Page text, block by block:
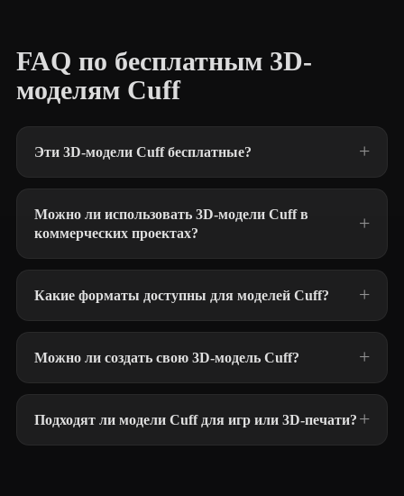
FAQ по бесплатным 3D-
моделям Cuff
Эти 3D-модели Cuff бесплатные?
Можно ли использовать 3D-модели Cuff в
коммерческих проектах?
Какие форматы доступны для моделей Cuff?
Можно ли создать свою 3D-модель Cuff?
Подходят ли модели Cuff для игр или 3D-печати?